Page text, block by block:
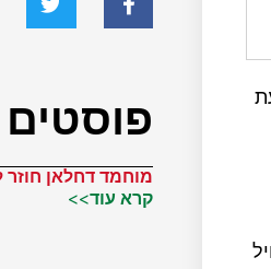
מוחמד דחלאן חוזר
קרא עוד>>